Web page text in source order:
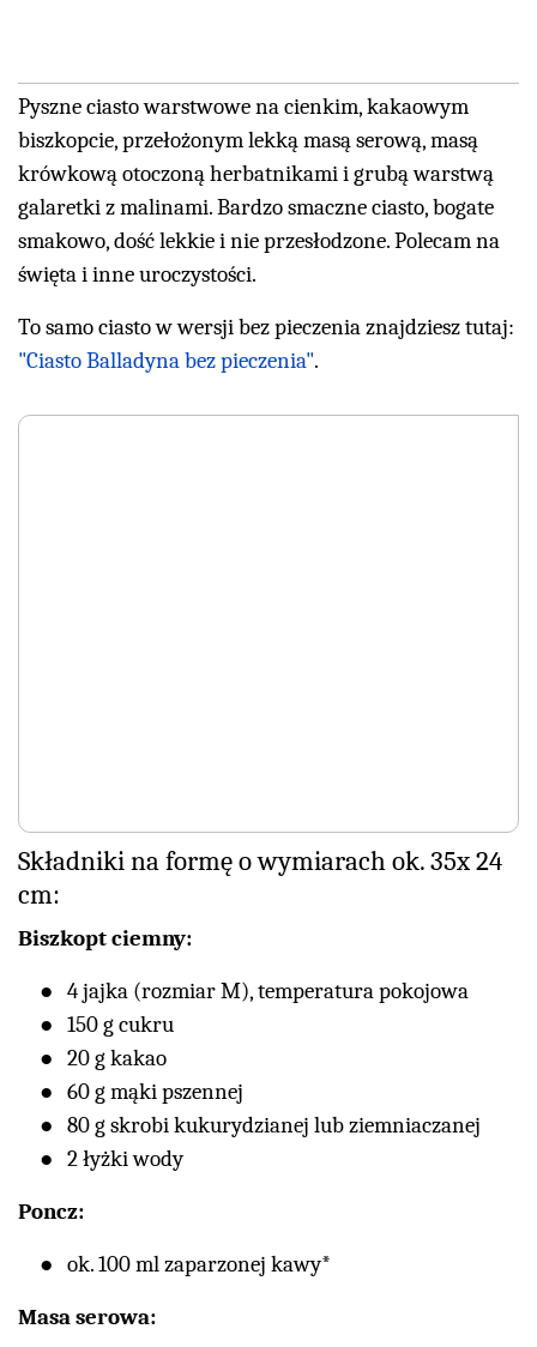
Pyszne ciasto warstwowe na cienkim, kakaowym
biszkopcie, przełożonym lekką masą serową, masą
krówkową otoczoną herbatnikami i grubą warstwą
galaretki z malinami. Bardzo smaczne ciasto, bogate
smakowo, dość lekkie i nie przesłodzone. Polecam na
święta i inne uroczystości.
To samo ciasto w wersji bez pieczenia znajdziesz tutaj:
"Ciasto Balladyna bez pieczenia".
Składniki na formę o wymiarach ok. 35x 24
cm:
Biszkopt ciemny:
4 jajka (rozmiar M), temperatura pokojowa
150 g cukru
20 g kakao
60 g mąki pszennej
80 g skrobi kukurydzianej lub ziemniaczanej
2 łyżki wody
Poncz:
ok. 100 ml zaparzonej kawy*
Masa serowa: